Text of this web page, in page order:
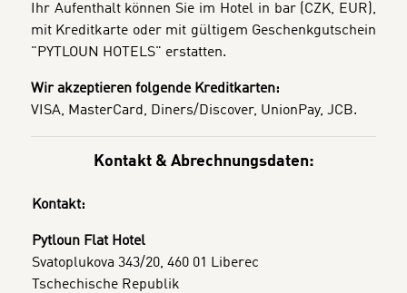
Ihr Aufenthalt können Sie im Hotel in bar (CZK, EUR),
mit Kreditkarte oder mit gültigem Geschenkgutschein
"PYTLOUN HOTELS" erstatten.
Wir akzeptieren folgende Kreditkarten:
VISA, MasterCard, Diners/Discover, UnionPay, JCB.
Kontakt & Abrechnungsdaten:
Kontakt:
Pytloun Flat Hotel
Svatoplukova 343/20, 460 01 Liberec
Tschechische Republik